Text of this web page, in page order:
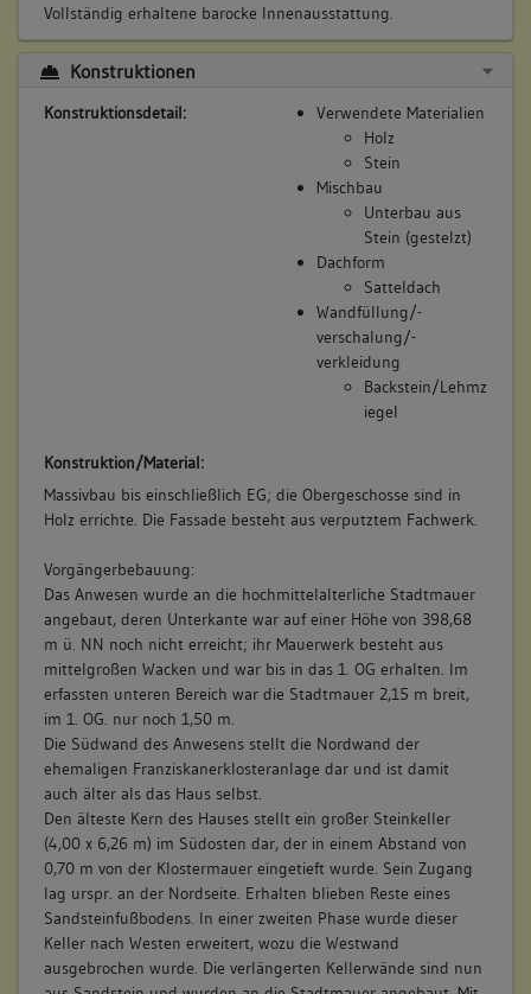
Vollständig erhaltene barocke Innenausstattung.
Konstruktionen
Konstruktionsdetail:
Verwendete Materialien
Holz
Stein
Mischbau
Unterbau aus
Stein (gestelzt)
Dachform
Satteldach
Wandfüllung/-
verschalung/-
verkleidung
Backstein/Lehmz
iegel
Konstruktion/Material:
Massivbau bis einschließlich EG; die Obergeschosse sind in
Holz errichte. Die Fassade besteht aus verputztem Fachwerk.
Vorgängerbebauung:
Das Anwesen wurde an die hochmittelalterliche Stadtmauer
angebaut, deren Unterkante war auf einer Höhe von 398,68
m ü. NN noch nicht erreicht; ihr Mauerwerk besteht aus
mittelgroßen Wacken und war bis in das 1. OG erhalten. Im
erfassten unteren Bereich war die Stadtmauer 2,15 m breit,
im 1. OG. nur noch 1,50 m.
Die Südwand des Anwesens stellt die Nordwand der
ehemaligen Franziskanerklosteranlage dar und ist damit
auch älter als das Haus selbst.
Den älteste Kern des Hauses stellt ein großer Steinkeller
(4,00 x 6,26 m) im Südosten dar, der in einem Abstand von
0,70 m von der Klostermauer eingetieft wurde. Sein Zugang
lag urspr. an der Nordseite. Erhalten blieben Reste eines
Sandsteinfußbodens. In einer zweiten Phase wurde dieser
Keller nach Westen erweitert, wozu die Westwand
ausgebrochen wurde. Die verlängerten Kellerwände sind nun